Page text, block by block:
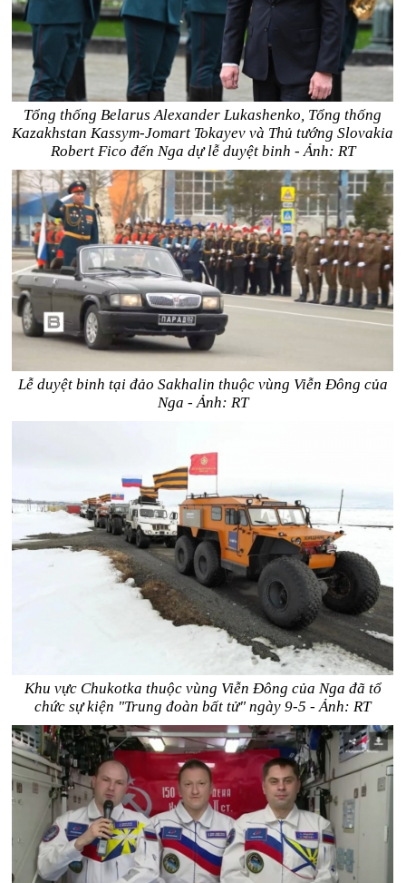
Tổng thống Belarus Alexander Lukashenko, Tổng thống
Kazakhstan Kassym-Jomart Tokayev và Thủ tướng Slovakia
Robert Fico đến Nga dự lễ duyệt binh - Ảnh: RT
Lễ duyệt binh tại đảo Sakhalin thuộc vùng Viễn Đông của
Nga - Ảnh: RT
Khu vực Chukotka thuộc vùng Viễn Đông của Nga đã tổ
chức sự kiện "Trung đoàn bất tử" ngày 9-5 - Ảnh: RT